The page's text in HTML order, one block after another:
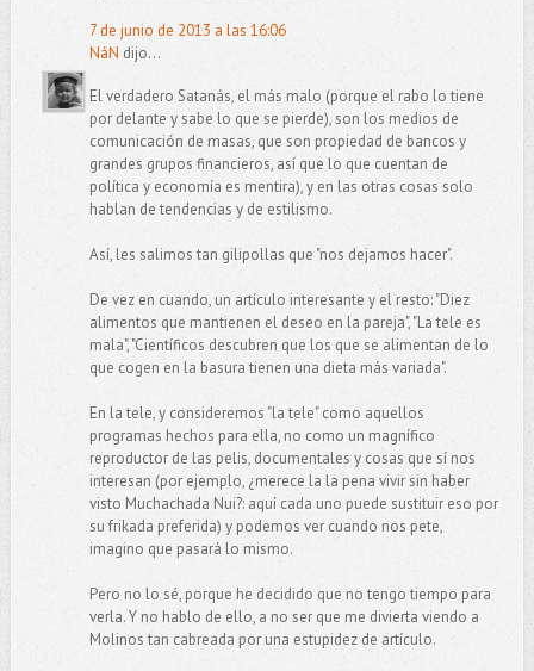
7 de junio de 2013 a las 16:06
NáN dijo...
El verdadero Satanás, el más malo (porque el rabo lo tiene
por delante y sabe lo que se pierde), son los medios de
comunicación de masas, que son propiedad de bancos y
grandes grupos financieros, así que lo que cuentan de
política y economía es mentira), y en las otras cosas solo
hablan de tendencias y de estilismo.
Así, les salimos tan gilipollas que "nos dejamos hacer".
De vez en cuando, un artículo interesante y el resto: "Diez
alimentos que mantienen el deseo en la pareja", "La tele es
mala", "Científicos descubren que los que se alimentan de lo
que cogen en la basura tienen una dieta más variada".
En la tele, y consideremos "la tele" como aquellos
programas hechos para ella, no como un magnífico
reproductor de las pelis, documentales y cosas que sí nos
interesan (por ejemplo, ¿merece la la pena vivir sin haber
visto Muchachada Nui?: aquí cada uno puede sustituir eso por
su frikada preferida) y podemos ver cuando nos pete,
imagino que pasará lo mismo.
Pero no lo sé, porque he decidido que no tengo tiempo para
verla. Y no hablo de ello, a no ser que me divierta viendo a
Molinos tan cabreada por una estupidez de artículo.